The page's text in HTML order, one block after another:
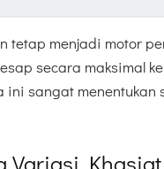
tetap menjadi motor
secara maksimal
ini sangat
Variasi